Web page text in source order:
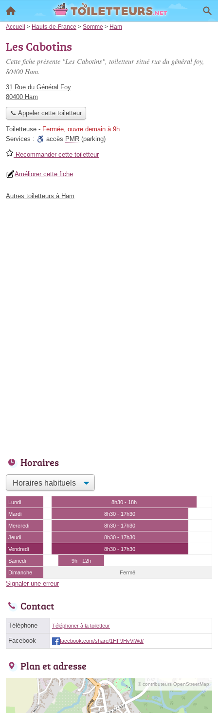
Accueil > Hauts-de-France > Somme > Ham
Les Cabotins
Cette fiche présente "Les Cabotins", toiletteur situé rue du général foy,
80400 Ham.
31 Rue du Général Foy
80400 Ham
📞 Appeler cette toiletteur
Toiletteuse - Fermée, ouvre demain à 9h
Services :
accès PMR (parking)
Recommander cette toiletteur
Améliorer cette fiche
Autres toiletteurs à Ham
Horaires
Lundi
8h30 - 18h
Mardi
8h30 - 17h30
Mercredi
8h30 - 17h30
Jeudi
8h30 - 17h30
Vendredi
8h30 - 17h30
Samedi
9h - 12h
Dimanche
Fermé
Signaler une erreur
Contact
Téléphone Téléphoner à la toiletteur
Facebook facebook.com/share/1HF9HvViWd/
Plan et adresse
© contributeurs OpenStreetMap